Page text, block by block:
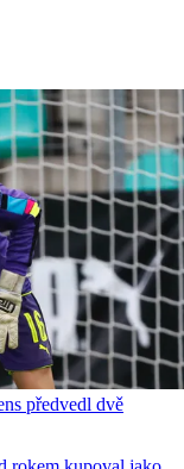
předvedl dvě